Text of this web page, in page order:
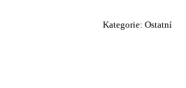
Kategorie: Ostatní